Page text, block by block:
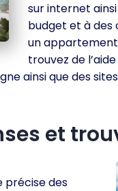
sur internet
budget et à des
un
trouvez de
ainsi que des
et
précise des